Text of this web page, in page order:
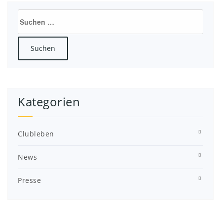
nach:
Kategorien
Clubleben
News
Presse